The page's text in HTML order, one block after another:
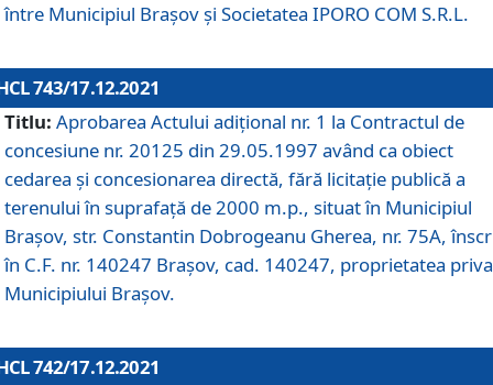
între Municipiul Brașov și Societatea IPORO COM S.R.L.
743/17.12.2021
Titlu: Aprobarea Actului adiţional nr. 1 la Contractul de
concesiune nr. 20125 din 29.05.1997 având ca obiect
cedarea și concesionarea directă, fără licitație publică a
terenului în suprafață de 2000 m.p., situat în Municipiul
Brașov, str. Constantin Dobrogeanu Gherea, nr. 75A,
în C.F. nr. 140247 Brașov, cad. 140247, proprietatea
Municipiului Brașov.
742/17.12.2021